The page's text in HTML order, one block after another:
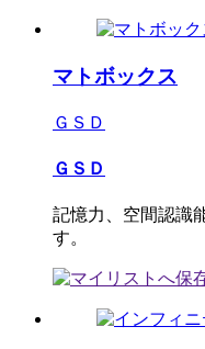
マトボックス
ＧＳＤ
ＧＳＤ
記憶力、空間認識
す。